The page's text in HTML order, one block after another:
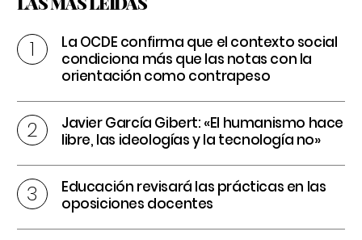
La OCDE confirma que el contexto social
condiciona más que las notas con la
orientación como contrapeso
Javier García Gibert: «El humanismo hace
libre, las ideologías y la tecnología no»
Educación revisará las prácticas en las
oposiciones docentes